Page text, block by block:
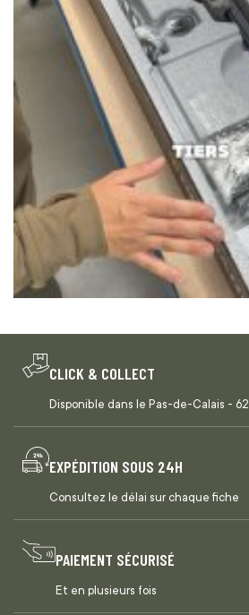
CLICK & COLLECT
Disponible dans le Pas-de-Calais - 62
EXPÉDITION SOUS 24H
Consultez le délai sur chaque fiche
PAIEMENT SÉCURISÉ
Et en plusieurs fois